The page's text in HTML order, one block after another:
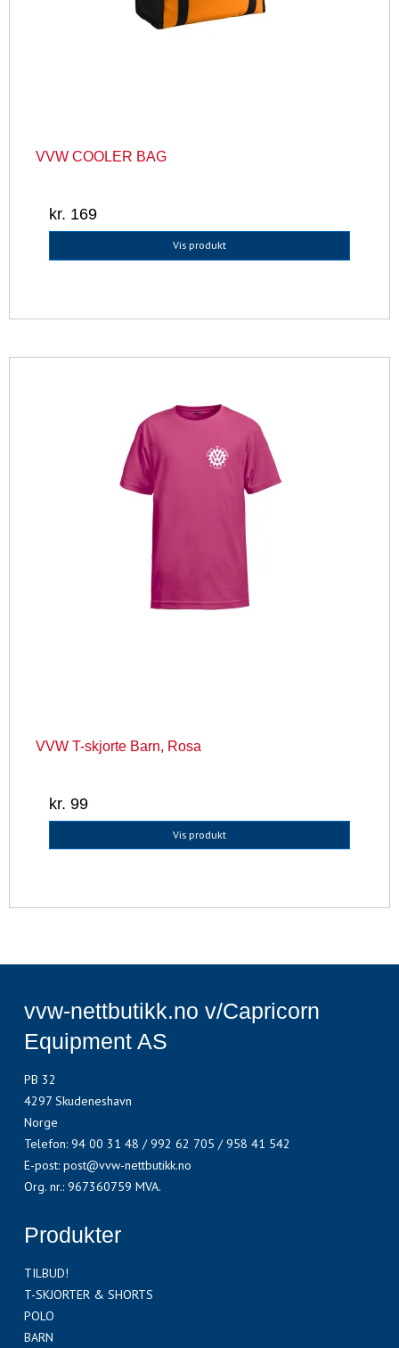
VVW COOLER BAG
kr. 169
Vis produkt
VVW T-skjorte Barn, Rosa
kr. 99
Vis produkt
vvw-nettbutikk.no v/Capricorn
Equipment AS
PB 32
4297 Skudeneshavn
Norge
Telefon: 94 00 31 48 / 992 62 705 / 958 41 542
E-post: post@vvw-nettbutikk.no
Org. nr.: 967360759 MVA.
Produkter
TILBUD!
T-SKJORTER & SHORTS
POLO
BARN